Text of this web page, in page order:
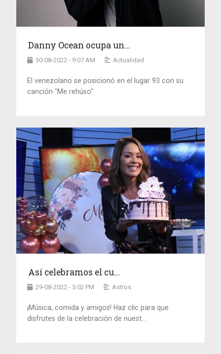
Danny Ocean ocupa un...
30-08-2022 - 9:07 AM Actualidad
El venezolano se posicionó en el lugar 93 con su
canción "Me rehúso"
Así celebramos el cu...
29-08-2022 - 5:02 PM Astros
¡Música, comida y amigos! Haz clic para que
disfrutes de la celebración de nuest...